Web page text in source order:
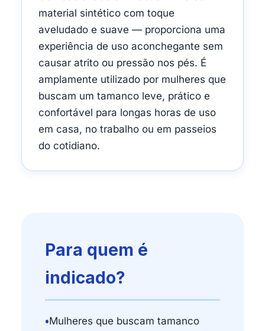
material sintético com toque
aveludado e suave — proporciona uma
experiência de uso aconchegante sem
causar atrito ou pressão nos pés. É
amplamente utilizado por mulheres que
buscam um tamanco leve, prático e
confortável para longas horas de uso
em casa, no trabalho ou em passeios
do cotidiano.
Para quem é
indicado?
•Mulheres que buscam tamanco